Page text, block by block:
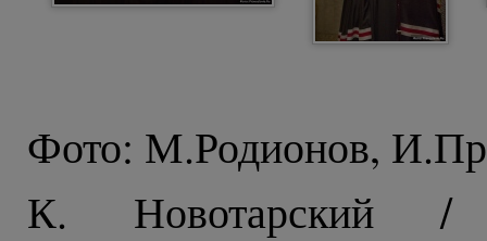
Фото: М.Родионов,
К. Новотарский /